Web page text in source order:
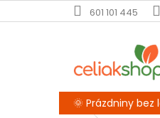
na
601 101 445
🌞 Prázdniny